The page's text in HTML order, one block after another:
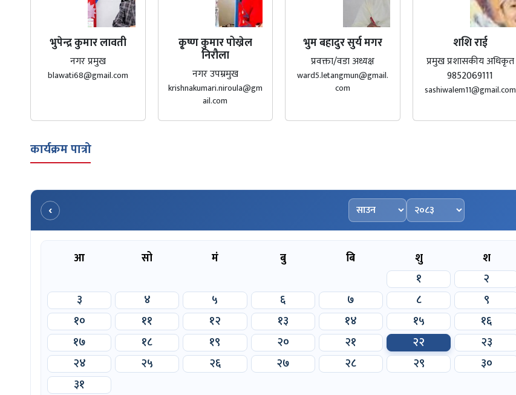
भुपेन्द्र कुमार लावती
नगर प्रमुख
blawati68@gmail.com
कृ्ष्ण कुमार पोख्रेल
निरौला
नगर उपम्रमुख
krishnakumari.niroula@gm
ail.com
भुम बहादुर सुर्य मगर
प्रवक्ता/वडा अध्यक्ष
ward5.letangmun@gmail.
com
शशि राई
प्रमुख प्रशासकीय अधिकृत
9852069111
sashiwalem11@gmail.com
कार्यक्रम पात्रो
‹ महिना चयन गर्नुहोस्
वर्ष चयन गर्नुहोस्
आ सो मं बु बि शु
श
१
२
३
४ ५ ६ ७ ८
९
१०
११ १२ १३ १४ १५
१६
१७
१८ १९ २० २१ २२
२३
२४
२५ २६ २७ २८ २९
३०
३१